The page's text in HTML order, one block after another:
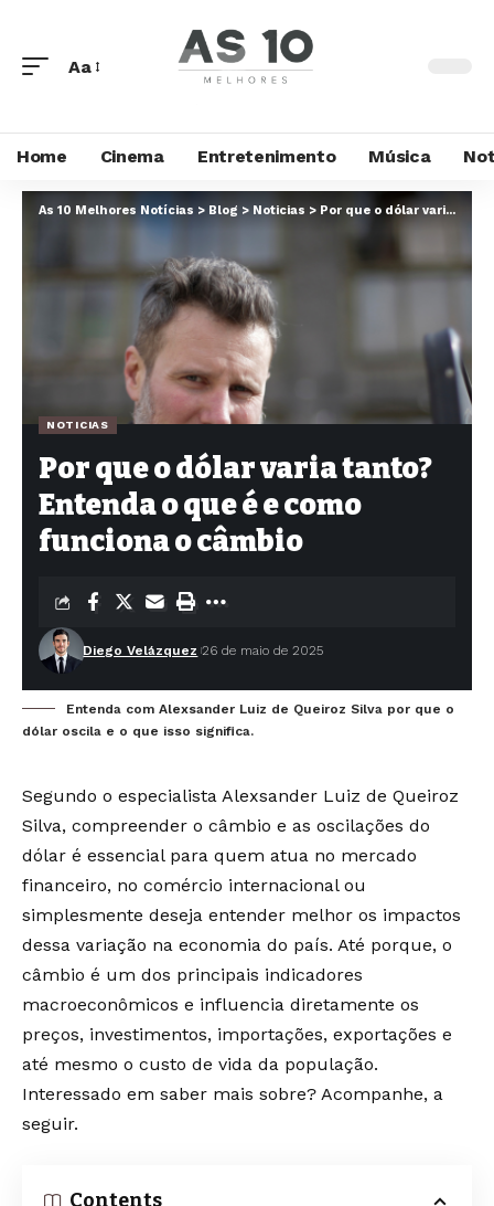
Aa
Home Cinema Entretenimento Música
As 10 Melhores Notícias > Blog > Noticias > Por que o dólar varia tanto? Entenda o que é e como funciona o câmbio
NOTICIAS
Por que o dólar varia tanto?
Entenda o que é e como
funciona o câmbio
Diego Velázquez 26 de maio de 2025
Entenda com Alexsander Luiz de Queiroz Silva por que o
dólar oscila e o que isso significa.
Segundo o especialista Alexsander Luiz de Queiroz
Silva, compreender o câmbio e as oscilações do
dólar é essencial para quem atua no mercado
financeiro, no comércio internacional ou
simplesmente deseja entender melhor os impactos
dessa variação na economia do país. Até porque, o
câmbio é um dos principais indicadores
macroeconômicos e influencia diretamente os
preços, investimentos, importações, exportações e
até mesmo o custo de vida da população.
Interessado em saber mais sobre? Acompanhe, a
seguir.
Contents